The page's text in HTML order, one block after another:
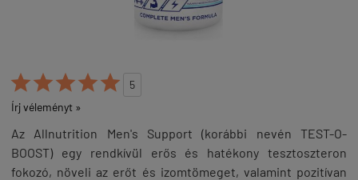

5
Írj véleményt »
Az Allnutrition Men's Support (korábbi nevén TEST-O-
BOOST) egy rendkívül erős és hatékony tesztoszteron
fokozó, növeli az erőt és izomtömeget, valamint pozitívan